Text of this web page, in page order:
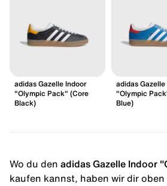
adidas Gazelle Indoor
"Olympic Pack" (Core
Black)
adidas Gazelle
"Olympic
Blue)
Wo du den adidas Gazelle Indoor
kaufen kannst, haben wir dir